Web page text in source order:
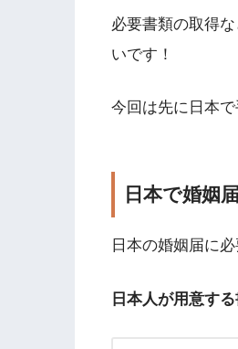
必要書類の取得
いです！
今回は先に日本
日本で婚姻
日本の婚姻届に
日本人が用意す